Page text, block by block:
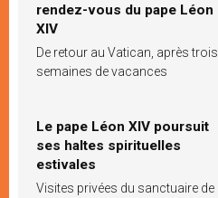
rendez-vous du pape Léon
XIV
De retour au Vatican, après trois
semaines de vacances
Le pape Léon XIV poursuit
ses haltes spirituelles
estivales
Visites privées du sanctuaire de